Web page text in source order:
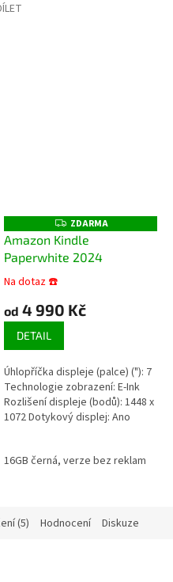
Z
D
A
R
ZDARMA
Amazon Kindle
Paperwhite 2024
Průměrné
produktu
5
hvězdiček.
Na dotaz ☎️
od 4 990 Kč
DETAIL
Úhlopříčka displeje (palce) ("): 7
Technologie zobrazení: E-Ink
Rozlišení displeje (bodů): 1448 x
1072 Dotykový displej: Ano
16GB černá, verze bez reklam
(5) Hodnocení Diskuze